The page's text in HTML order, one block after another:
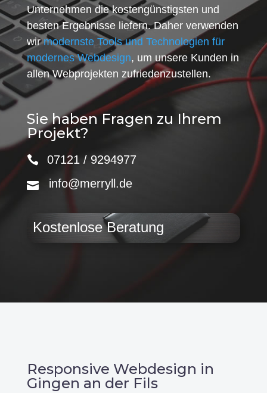
Unternehmen die kostengünstigsten und
besten Ergebnisse liefern. Daher verwenden
wirmodernste Tools und Technologien für
modernes Webdesign, um unsere Kunden in
allen Webprojekten zufriedenzustellen.
Sie haben Fragen zu Ihrem
Projekt?
07121 / 9294977
info@merryll.de
Kostenlose Beratung
Responsive Webdesign in
Gingen an der Fils